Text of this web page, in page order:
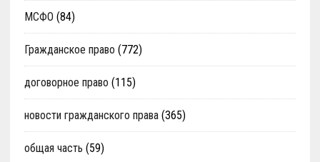
МСФО (84)
Гражданское право (772)
договорное право (115)
новости гражданского права(365)
общая часть (59)